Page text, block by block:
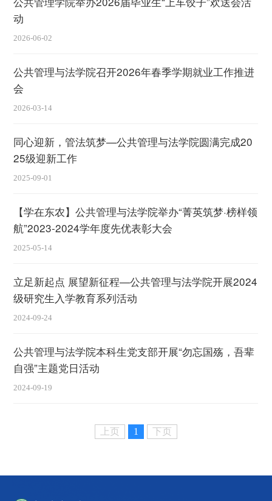
动
2026-06-02
公共管理与法学院召开2026年春季学期就业工作推进
会
2026-03-14
同心迎新，管法筑梦—公共管理与法学院圆满完成20
25级迎新工作
2025-09-01
【学在东农】公共管理与法学院举办“菁英筑梦·榜样领
航”2023-2024学年度先优表彰大会
2025-05-14
立足新起点 展望新征程—公共管理与法学院开展2024
级研究生入学教育系列活动
2024-09-24
公共管理与法学院本科生党支部开展“勿忘国殇，吾辈
自强”主题党日活动
2024-09-19
上页 1 下页